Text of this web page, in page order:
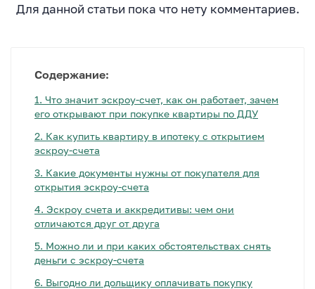
Для данной статьи пока что нету комментариев.
Содержание:
1. Что значит эскроу-счет, как он работает, зачем
его открывают при покупке квартиры по ДДУ
2. Как купить квартиру в ипотеку с открытием
эскроу-счета
3. Какие документы нужны от покупателя для
открытия эскроу-счета
4. Эскроу счета и аккредитивы: чем они
отличаются друг от друга
5. Можно ли и при каких обстоятельствах снять
деньги с эскроу-счета
6. Выгодно ли дольщику оплачивать покупку